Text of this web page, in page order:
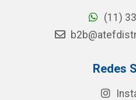
(11)
Redes